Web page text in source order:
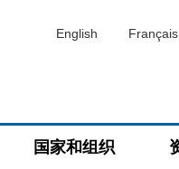
English Français
国家和组织